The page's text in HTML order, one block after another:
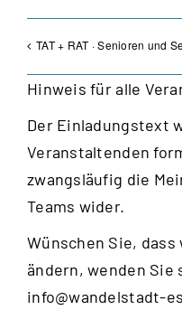
TAT + RAT · Senioren und
Hinweis für alle
Der Einladungstext
Veranstaltenden
zwangsläufig die
Teams wider.
Wünschen Sie,
ändern, wenden Sie
info@wandelstadt-